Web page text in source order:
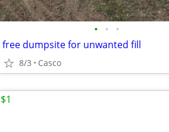
• • •
free dumpsite for unwanted fill
8/3 Casco
$1